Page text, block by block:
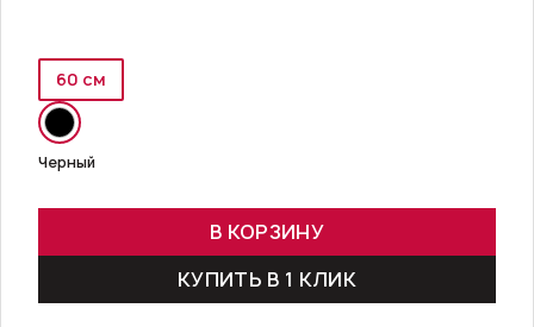
60 см
Черный
В КОРЗИНУ
КУПИТЬ В 1 КЛИК